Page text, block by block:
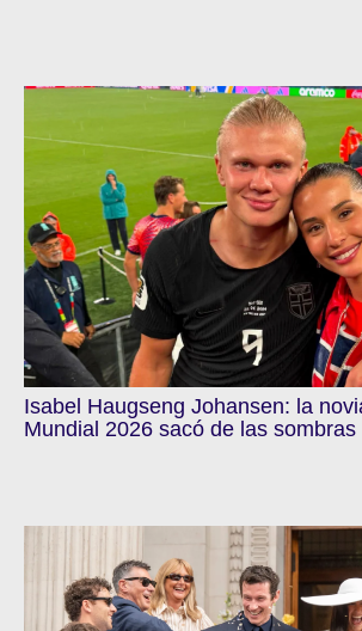
Isabel Haugseng Johansen: la
Mundial 2026 sacó de las sombras